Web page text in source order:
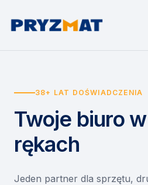
Urządzenia
Drukarki i urządzenia
Etykiety i identyfikacja
Skanery i obieg dokumentów
Monitory interaktywne
Niszczarki dokumentów
Wynajem drukarek
Wynajem urządzeń biurowych
Asystent druku
EZD RP
Misja szkoła
Serwis
O nas
38+ LAT DOŚWIADCZENIA
Twoje biuro w
rękach
Jeden partner dla sprzętu,